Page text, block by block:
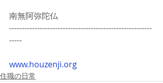
南無阿弥陀仏
--------------------------------------------------------
-----
www.houzenji.org
住職の日常